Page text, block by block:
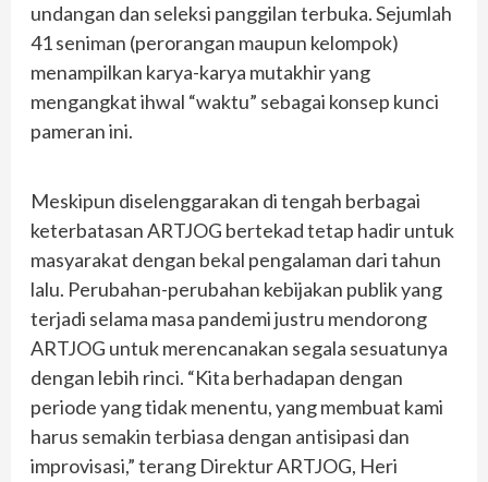
undangan dan seleksi panggilan terbuka. Sejumlah
41 seniman (perorangan maupun kelompok)
menampilkan karya-karya mutakhir yang
mengangkat ihwal “waktu” sebagai konsep kunci
pameran ini.
Meskipun diselenggarakan di tengah berbagai
keterbatasan ARTJOG bertekad tetap hadir untuk
masyarakat dengan bekal pengalaman dari tahun
lalu. Perubahan-perubahan kebijakan publik yang
terjadi selama masa pandemi justru mendorong
ARTJOG untuk merencanakan segala sesuatunya
dengan lebih rinci. “Kita berhadapan dengan
periode yang tidak menentu, yang membuat kami
harus semakin terbiasa dengan antisipasi dan
improvisasi,” terang Direktur ARTJOG, Heri